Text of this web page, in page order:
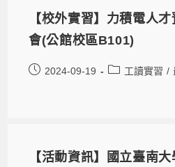
【校外實習】力積電人
會(公館校區B101)
2024-09-19 工讀實習 /
【活動資訊】國立臺南